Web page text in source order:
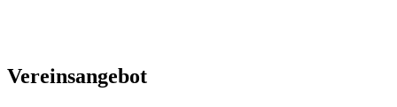
Vereinsangebot